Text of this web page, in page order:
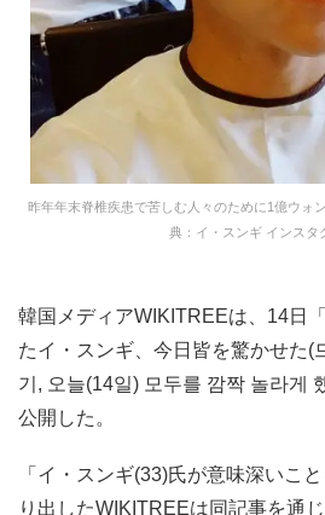
昨年年末脊椎疾患で苦しむ人々のために1億ウォ
典：イ・スンギ インスタ
韓国メディアWIKITREEは、14日
たイ・スンギ、今日皆を驚かせた(
기, 오늘(14일) 모두를 깜짝 놀라게
公開した。
「イ・スンギ(33)氏が意味深いこ
り出したWIKITREEは同記事を通